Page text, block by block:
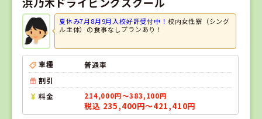
夏休み7月8月9月入校好評受付中！ 校内女性寮（シング
ル主体）の食事なしプランあり！
車種
普通車
割引
料金
214,000円～383,100円
税込 235,400円～421,410円